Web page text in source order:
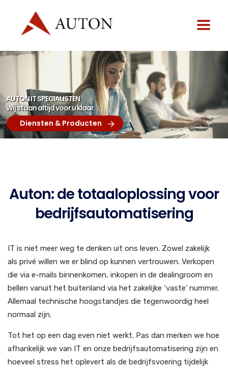
AUTON IT SPECIALISTEN
Wij staan altijd voor u klaar.
Diensten & Producten
Auton: de totaaloplossing voor
bedrijfsautomatisering
IT is niet meer weg te denken uit ons leven. Zowel zakelijk
als privé willen we er blind op kunnen vertrouwen. Verkopen
die via e-mails binnenkomen, inkopen in de dealingroom en
bellen vanuit het buitenland via het zakelijke ‘vaste’ nummer.
Allemaal technische hoogstandjes die tegenwoordig heel
normaal zijn.
Tot het op een dag even niet werkt. Pas dan merken we hoe
afhankelijk we van IT en onze bedrijfsautomatisering zijn en
hoeveel stress het oplevert als de bedrijfsvoering tijdelijk